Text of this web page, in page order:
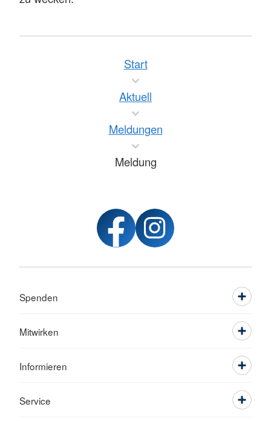
Start
Aktuell
Meldungen
Meldung
Spenden
Mitwirken
Informieren
Service